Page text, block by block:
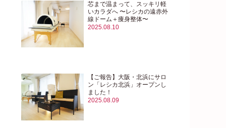
芯まで温まって、スッキリ軽
いカラダへ 〜レシカの遠赤外
線ドーム＋痩身整体〜
2025.08.10
【ご報告】大阪・北浜にサロ
ン「レシカ北浜」オープンし
ました！
2025.08.09